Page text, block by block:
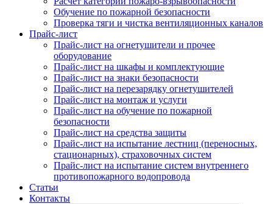
Обучение по пожарной безопасности
Проверка тяги и чистка вентиляционных каналов
Прайс-лист
Прайс-лист на огнетушители и прочее
оборудование
Прайс-лист на шкафы и комплектующие
Прайс-лист на знаки безопасности
Прайс-лист на перезарядку огнетушителей
Прайс-лист на монтаж и услуги
Прайс-лист на обучение по пожарной
безопасности
Прайс-лист на средства защиты
Прайс-лист на испытание лестниц (переносных,
стационарных), страховочных систем
Прайс-лист на испытание систем внутреннего
противопожарного водопровода
Статьи
Контакты